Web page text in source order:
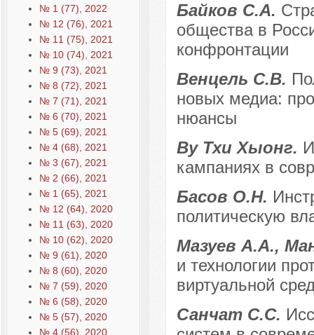
№ 1 (77), 2022
№ 12 (76), 2021
№ 11 (75), 2021
№ 10 (74), 2021
№ 9 (73), 2021
№ 8 (72), 2021
№ 7 (71), 2021
№ 6 (70), 2021
№ 5 (69), 2021
№ 4 (68), 2021
№ 3 (67), 2021
№ 2 (66), 2021
№ 1 (65), 2021
№ 12 (64), 2020
№ 11 (63), 2020
№ 10 (62), 2020
№ 9 (61), 2020
№ 8 (60), 2020
№ 7 (59), 2020
№ 6 (58), 2020
№ 5 (57), 2020
№ 4 (56), 2020
Байков С.А.
общества в
конфронтации
Венцель С.В.
новых медиа:
нюансы
Ву Тхи Хыонг.
кампаниях в
Басов О.Н.
политическую
Мазуев А.А.,
и технологии
виртуальной
Санчат С.С.